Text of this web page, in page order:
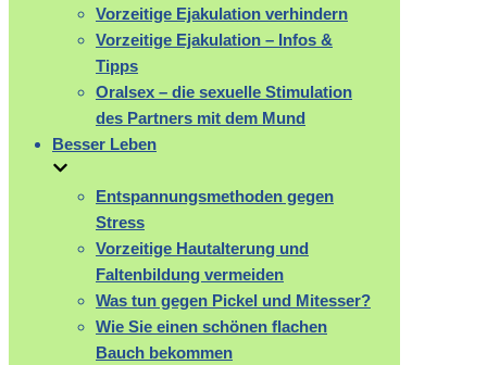
Vorzeitige Ejakulation verhindern
Vorzeitige Ejakulation – Infos &
Tipps
Oralsex – die sexuelle Stimulation
des Partners mit dem Mund
Besser Leben
Entspannungsmethoden gegen
Stress
Vorzeitige Hautalterung und
Faltenbildung vermeiden
Was tun gegen Pickel und Mitesser?
Wie Sie einen schönen flachen
Bauch bekommen